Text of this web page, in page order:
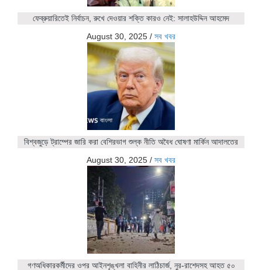
ফেব্রুয়ারিতেই নির্বাচন, রুখে দেওয়ার শক্তি কারও নেই: সালাহউদ্দিন আহমেদ
August 30, 2025 / সব খবর
বিশ্বজুড়ে ট্রাম্পের জারি করা বেশিরভাগ শুল্ক নীতি অবৈধ ঘোষণা মার্কিন আদালতের
August 30, 2025 / সব খবর
গণঅধিকারকর্মীদের ওপর আইনশৃঙ্খলা বাহিনীর লাঠিচার্জ, নুর-রাশেদসহ আহত ৫০